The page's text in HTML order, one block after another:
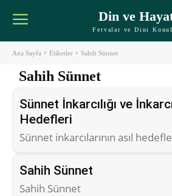
Din ve
Fetvalar ve Dini
Ana Sayfa Etiketler Sahih Sünnet
Sahih Sünnet
Sünnet İnkarcılığı ve
Hedefleri
Sünnet inkarcılarının asıl
Sahih Sünnet
Sahih Sünnet